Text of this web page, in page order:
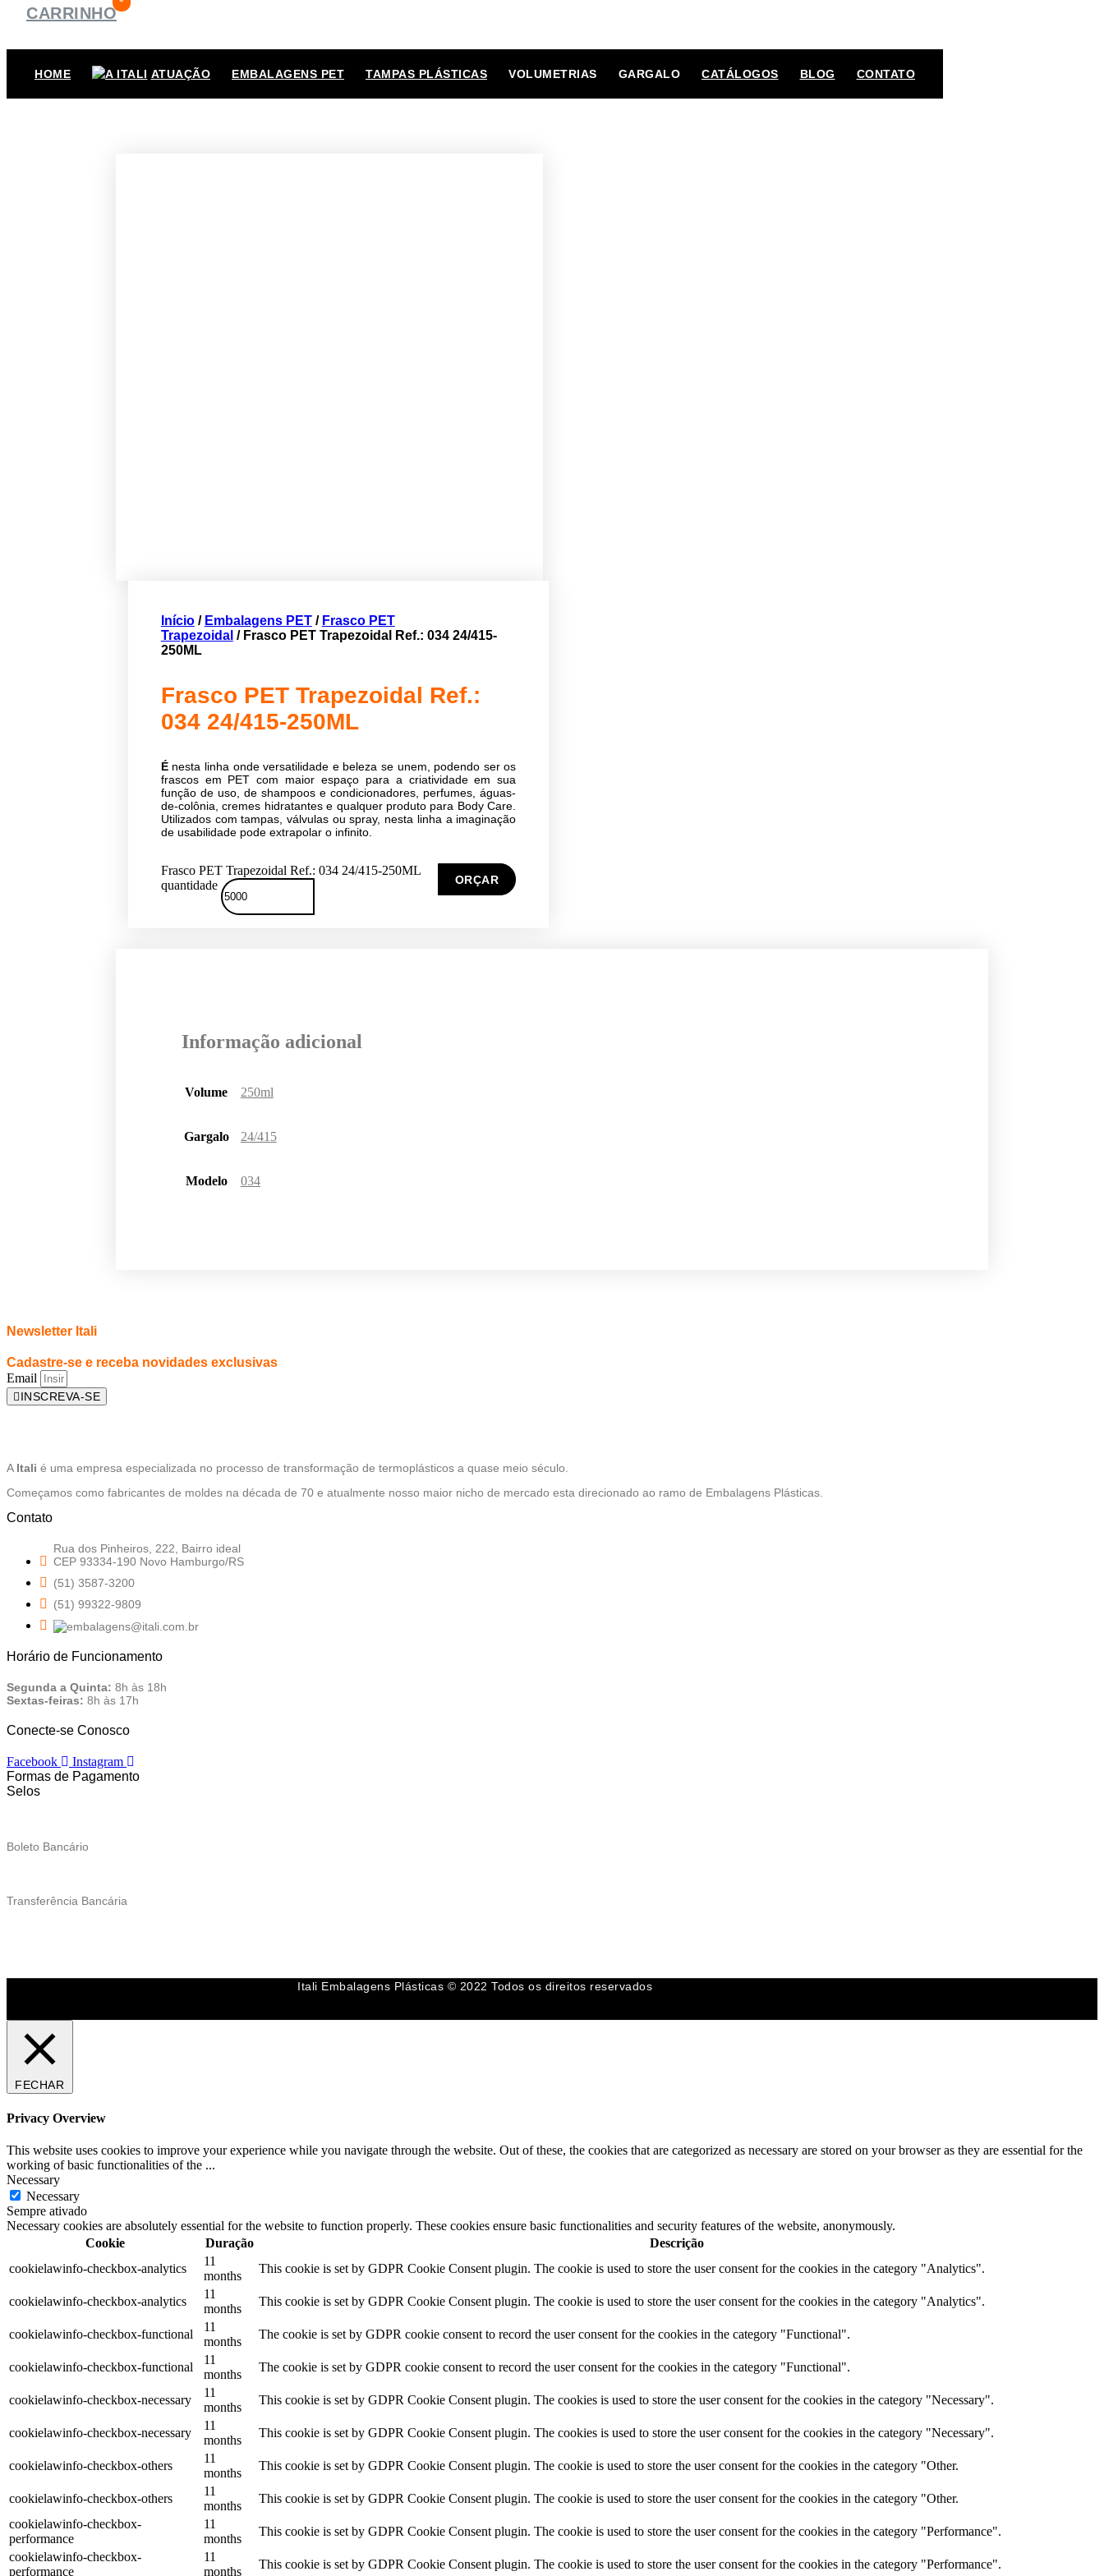
CARRINHO
HOME ATUAÇÃO EMBALAGENS PET TAMPAS PLÁSTICAS VOLUMETRIAS GARGALO CATÁLOGOS BLOG CONTATO
Início/ Embalagens PET/ Frasco PET
Trapezoidal / Frasco PET Trapezoidal Ref.: 034 24/415-
250ML
Frasco PET Trapezoidal Ref.:
034 24/415-250ML
Énesta linha onde versatilidade e beleza se unem, podendo ser os
frascos em PET com maior espaço para a criatividade em sua
função de uso, de shampoos e condicionadores, perfumes, águas-
de-colônia, cremes hidratantes e qualquer produto para Body Care.
Utilizados com tampas, válvulas ou spray, nesta linha a imaginação
de usabilidade pode extrapolar o infinito.
Frasco PET Trapezoidal Ref.: 034 24/415-250ML
quantidade
ORÇAR
Informação adicional
Volume 250ml
Gargalo 24/415
Modelo 034
Newsletter Itali
Cadastre-se e receba novidades exclusivas
Email
INSCREVA-SE
A Itali é uma empresa especializada no processo de transformação de termoplásticos a quase meio século.
Começamos como fabricantes de moldes na década de 70 e atualmente nosso maior nicho de mercado esta direcionado ao ramo de Embalagens Plásticas.
Contato
Rua dos Pinheiros, 222, Bairro ideal
CEP 93334-190 Novo Hamburgo/RS
(51) 3587-3200
(51) 99322-9809
Horário de Funcionamento
Segunda a Quinta: 8h às 18h
Sextas-feiras: 8h às 17h
Conecte-se Conosco
Facebook
Instagram
Formas de Pagamento
Selos
Boleto Bancário
Transferência Bancária
Itali Embalagens Plásticas © 2022 Todos os direitos reservados
FECHAR
Privacy Overview
This website uses cookies to improve your experience while you navigate through the website. Out of these, the cookies that are categorized as necessary are stored on your browser as they are essential for the
working of basic functionalities of the ...
Necessary
Necessary
Sempre ativado
Necessary cookies are absolutely essential for the website to function properly. These cookies ensure basic functionalities and security features of the website, anonymously.
Cookie
Duração
Descrição
cookielawinfo-checkbox-analytics
11
months
This cookie is set by GDPR Cookie Consent plugin. The cookie is used to store the user consent for the cookies in the category "Analytics".
cookielawinfo-checkbox-analytics
11
months
This cookie is set by GDPR Cookie Consent plugin. The cookie is used to store the user consent for the cookies in the category "Analytics".
cookielawinfo-checkbox-functional
11
months
The cookie is set by GDPR cookie consent to record the user consent for the cookies in the category "Functional".
cookielawinfo-checkbox-functional
11
months
The cookie is set by GDPR cookie consent to record the user consent for the cookies in the category "Functional".
cookielawinfo-checkbox-necessary
11
months
This cookie is set by GDPR Cookie Consent plugin. The cookies is used to store the user consent for the cookies in the category "Necessary".
cookielawinfo-checkbox-necessary
11
months
This cookie is set by GDPR Cookie Consent plugin. The cookies is used to store the user consent for the cookies in the category "Necessary".
cookielawinfo-checkbox-others
11
months
This cookie is set by GDPR Cookie Consent plugin. The cookie is used to store the user consent for the cookies in the category "Other.
cookielawinfo-checkbox-others
11
months
This cookie is set by GDPR Cookie Consent plugin. The cookie is used to store the user consent for the cookies in the category "Other.
cookielawinfo-checkbox-
performance
11
months
This cookie is set by GDPR Cookie Consent plugin. The cookie is used to store the user consent for the cookies in the category "Performance".
cookielawinfo-checkbox-
performance
11
months
This cookie is set by GDPR Cookie Consent plugin. The cookie is used to store the user consent for the cookies in the category "Performance".